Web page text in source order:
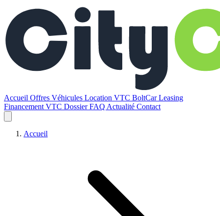
Accueil Offres Véhicules Location VTC BoltCarLeasing
Financement VTC DossierFAQ Actualité Contact
Accueil